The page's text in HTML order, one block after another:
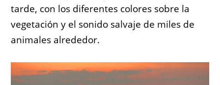
tarde, con los diferentes colores sobre la
vegetación y el sonido salvaje de miles de
animales alrededor.